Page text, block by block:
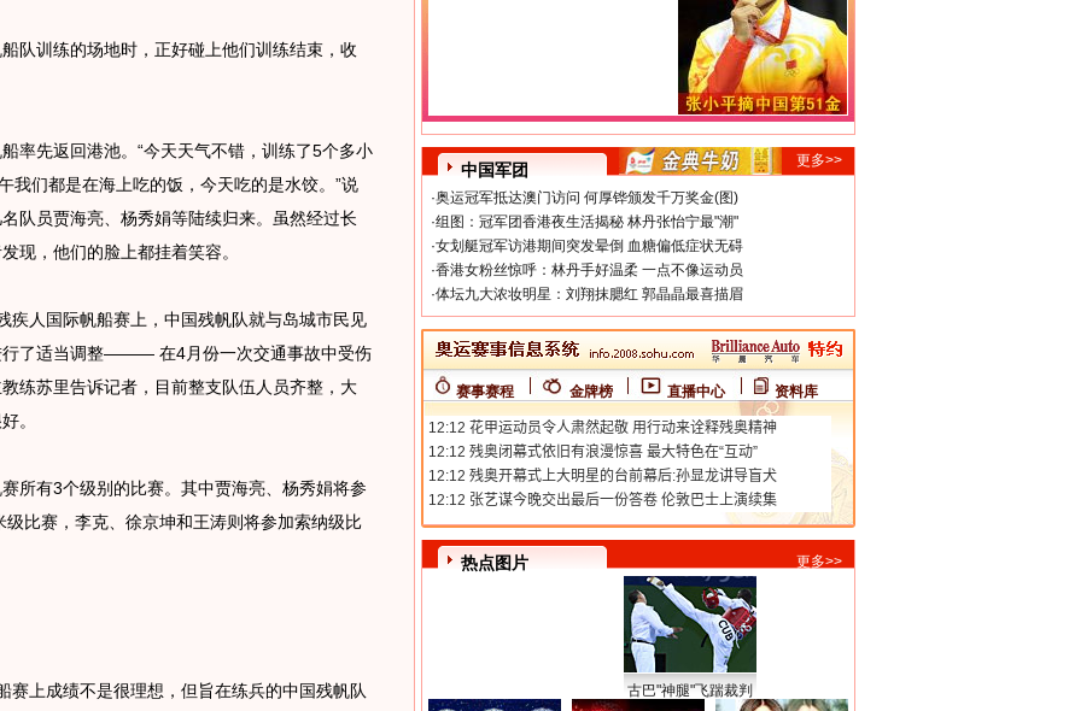
训练的场地时，正好碰上他们训练结束，收
率先返回港池。“今天天气不错，训练了5个多小
我们都是在海上吃的饭，今天吃的是水饺。”说
队员贾海亮、杨秀娟等陆续归来。虽然经过长
现，他们的脸上都挂着笑容。
人国际帆船赛上，中国残帆队就与岛城市民见
行了适当调整——— 在4月份一次交通事故中受伤
练苏里告诉记者，目前整支队伍人员齐整，大
。
有3个级别的比赛。其中贾海亮、杨秀娟将参
比赛，李克、徐京坤和王涛则将参加索纳级比
上成绩不是很理想，但旨在练兵的中国残帆队
中国军团
更多>>
·奥运冠军抵达澳门访问 何厚铧颁发千万奖金(图)
·组图：冠军团香港夜生活揭秘 林丹张怡宁最"潮"
·女划艇冠军访港期间突发晕倒 血糖偏低症状无碍
·香港女粉丝惊呼：林丹手好温柔 一点不像运动员
·体坛九大浓妆明星：刘翔抹腮红 郭晶晶最喜描眉
赛事赛程 金牌榜 直播中心 资料库
热点图片 更多>>
古巴"神腿"飞踹裁判